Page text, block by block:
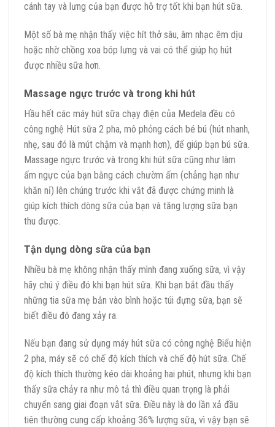
cánh tay và lưng của bạn được hỗ trợ tốt khi bạn hút sữa.
Một số bà mẹ nhận thấy việc hít thở sâu, âm nhạc êm dịu
hoặc nhờ chồng xoa bóp lưng và vai có thể giúp họ hút
được nhiều sữa hơn.
Massage ngực trước và trong khi hút
Hầu hết các máy hút sữa chạy điện của Medela đều có
công nghệ Hút sữa 2 pha, mô phỏng cách bé bú (hút nhanh,
nhẹ, sau đó là mút chậm và mạnh hơn), để giúp bạn bú sữa.
Massage ngực trước và trong khi hút sữa cũng như làm
ấm ngực của bạn bằng cách chườm ấm (chẳng hạn như
khăn nỉ) lên chúng trước khi vắt đã được chứng minh là
giúp kích thích dòng sữa của bạn và tăng lượng sữa bạn
thu được.
Tận dụng dòng sữa của bạn
Nhiều bà mẹ không nhận thấy mình đang xuống sữa, vì vậy
hãy chú ý điều đó khi bạn hút sữa. Khi bạn bắt đầu thấy
những tia sữa mẹ bắn vào bình hoặc túi đựng sữa, bạn sẽ
biết điều đó đang xảy ra.
Nếu bạn đang sử dụng máy hút sữa có công nghệ Biểu hiện
2 pha, máy sẽ có chế độ kích thích và chế độ hút sữa. Chế
độ kích thích thường kéo dài khoảng hai phút, nhưng khi bạn
thấy sữa chảy ra như mô tả thì điều quan trọng là phải
chuyển sang giai đoạn vắt sữa. Điều này là do lần xả đầu
tiên thường cung cấp khoảng 36% lượng sữa, vì vậy bạn sẽ